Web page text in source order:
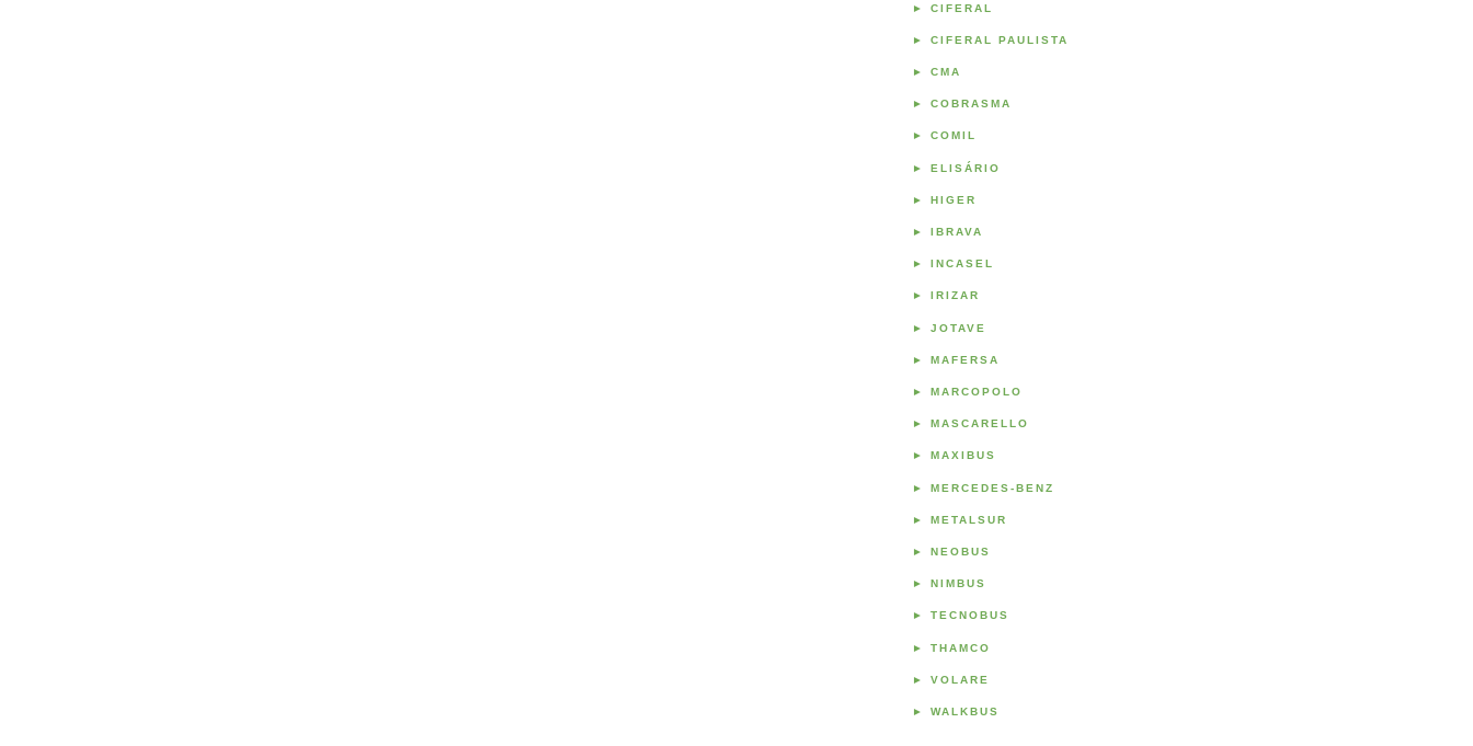
► CIFERAL
► CIFERAL PAULISTA
► CMA
► COBRASMA
► COMIL
► ELISÁRIO
► HIGER
► IBRAVA
► INCASEL
► IRIZAR
► JOTAVE
► MAFERSA
► MARCOPOLO
► MASCARELLO
► MAXIBUS
► MERCEDES-BENZ
► METALSUR
► NEOBUS
► NIMBUS
► TECNOBUS
► THAMCO
► VOLARE
► WALKBUS